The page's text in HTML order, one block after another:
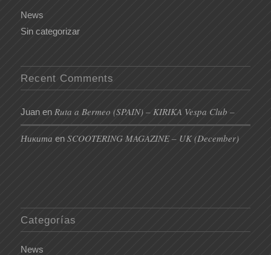
News
Sin categorizar
Recent Comments
Juanen Ruta a Bermeo (SPAIN) – KIRIKA Vespa Club –
Никита en SCOOTERING MAGAZINE – UK (December)
Categorías
News